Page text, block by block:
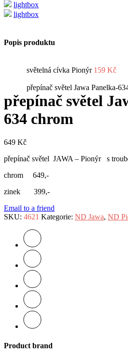
lightbox
lightbox
Popis produktu
světelná cívka Pionýr 159 Kč
přepínač světel Jawa Panelka-
přepínač světel
634 chrom
649 Kč
přepínač světel JAWA – Pionýr s
chrom 649,-
zinek 399,-
Email to a friend
SKU: 4621 Kategorie: ND Jawa, ND
Product brand